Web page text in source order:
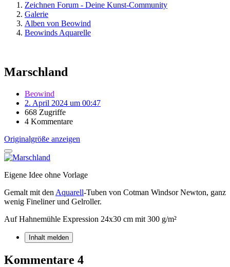
Zeichnen Forum - Deine Kunst-Community
Galerie
Alben von Beowind
Beowinds Aquarelle
Marschland
Beowind
2. April 2024 um 00:47
668 Zugriffe
4 Kommentare
Originalgröße anzeigen
Eigene Idee ohne Vorlage
Gemalt mit den Aquarell-Tuben von Cotman Windsor Newton, ganz
wenig Fineliner und Gelroller.
Auf Hahnemühle Expression 24x30 cm mit 300 g/m²
Inhalt melden
Kommentare 4